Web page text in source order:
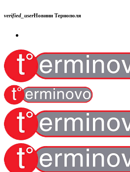
verified_userНовини Тернополя